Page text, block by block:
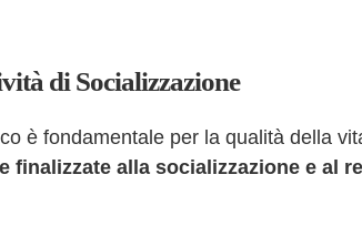
di Socializzazione
è fondamentale per la qualità della
finalizzate alla socializzazione e al